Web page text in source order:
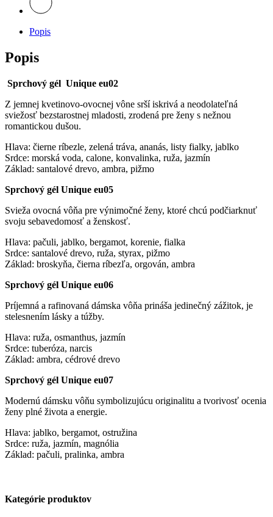
Popis
Popis
Sprchový gél Unique eu02
Z jemnej kvetinovo-ovocnej vône srší iskrivá a neodolateľná
sviežosť bezstarostnej mladosti, zrodená pre ženy s nežnou
romantickou dušou.
Hlava: čierne ríbezle, zelená tráva, ananás, listy fialky, jablko
Srdce: morská voda, calone, konvalinka, ruža, jazmín
Základ: santalové drevo, ambra, pižmo
Sprchový gél Unique eu05
Svieža ovocná vôňa pre výnimočné ženy, ktoré chcú podčiarknuť
svoju sebavedomosť a ženskosť.
Hlava: pačuli, jablko, bergamot, korenie, fialka
Srdce: santalové drevo, ruža, styrax, pižmo
Základ: broskyňa, čierna ríbezľa, orgován, ambra
Sprchový gél Unique eu06
Príjemná a rafinovaná dámska vôňa prináša jedinečný zážitok, je
stelesnením lásky a túžby.
Hlava: ruža, osmanthus, jazmín
Srdce: tuberóza, narcis
Základ: ambra, cédrové drevo
Sprchový gél Unique eu07
Modernú dámsku vôňu symbolizujúcu originalitu a tvorivosť ocenia
ženy plné života a energie.
Hlava: jablko, bergamot, ostružina
Srdce: ruža, jazmín, magnólia
Základ: pačuli, pralinka, ambra
Kategórie produktov